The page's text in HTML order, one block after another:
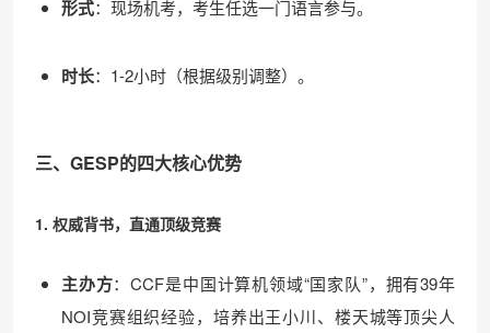
形式：现场机考，考生任选一门语言参与。
时长：1-2小时（根据级别调整）。
三、GESP的四大核心优势
1. 权威背书，直通顶级竞赛
主办方：CCF是中国计算机领域“国家队”，拥有39年
NOI竞赛组织经验，培养出王小川、楼天城等顶尖人